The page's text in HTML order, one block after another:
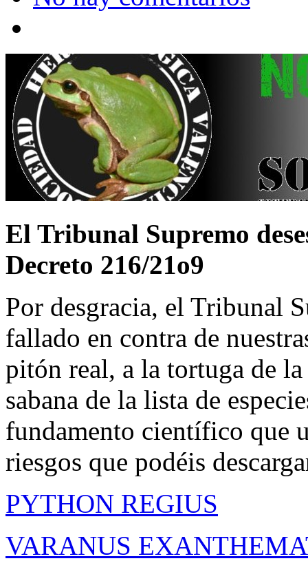
El Tribunal Supremo
Decreto 216/21o9
Por desgracia, el Tribunal
fallado en contra de
pitón real, a la tortuga de
sabana de la lista de
fundamento científico que
riesgos que podéis
PYTHON REGIUS
VARANUS